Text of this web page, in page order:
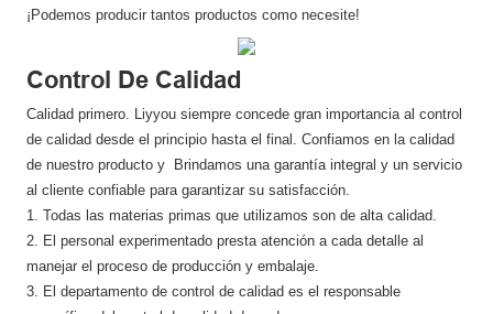
¡Podemos producir tantos productos como necesite!
Control De Calidad
Calidad primero. Liyyou siempre concede gran importancia al control
de calidad desde el principio hasta el final. Confiamos en la calidad
de nuestro producto y Brindamos una garantía integral y un servicio
al cliente confiable para garantizar su satisfacción.
1. Todas las materias primas que utilizamos son de alta calidad.
2. El personal experimentado presta atención a cada detalle al
manejar el proceso de producción y embalaje.
3. El departamento de control de calidad es el responsable